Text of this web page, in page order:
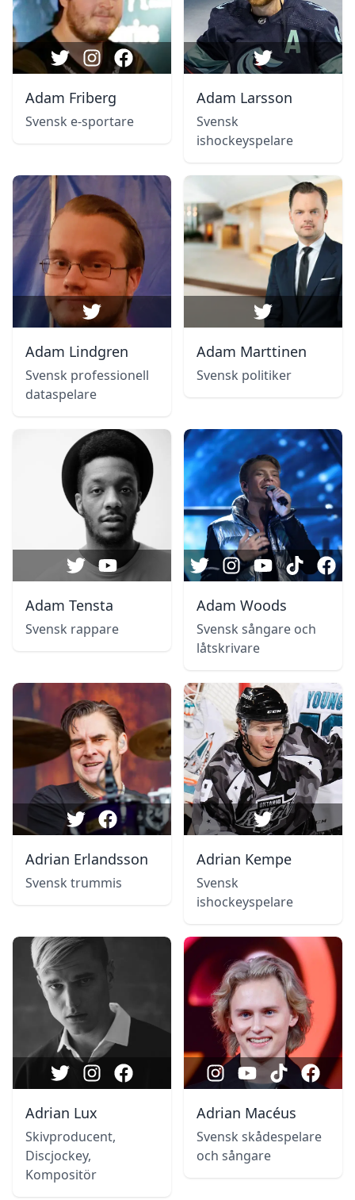
Adam Friberg
Svensk e-sportare
Adam Larsson
Svensk
ishockeyspelare
Adam Lindgren
Svensk professionell
dataspelare
Adam Marttinen
Svensk politiker
Adam Tensta
Svensk rappare
Adam Woods
Svensk sångare och
låtskrivare
Adrian Erlandsson
Svensk trummis
Adrian Kempe
Svensk
ishockeyspelare
Adrian Lux
Skivproducent,
Discjockey,
Kompositör
Adrian Macéus
Svensk skådespelare
och sångare